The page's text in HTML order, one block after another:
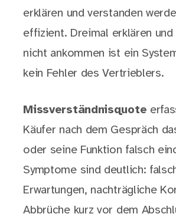
erklären und verstanden
effizient. Dreimal erklären
nicht ankommen ist ein
kein Fehler des Vertrieblers.
Missverständnisquote
Käufer nach dem Gespräch
oder seine Funktion falsch
Symptome sind deutlich:
Erwartungen, nachträgliche
Abbrüche kurz vor dem